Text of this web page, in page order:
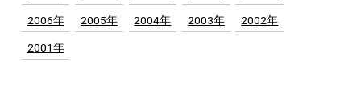
2006年 2005年 2004年 2003年 2002年
2001年